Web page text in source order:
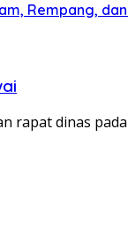
Rempang,
rapat dinas